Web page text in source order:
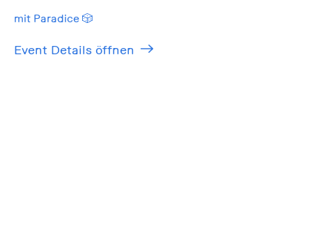
mit Paradice 🎲
Event Details öffnen